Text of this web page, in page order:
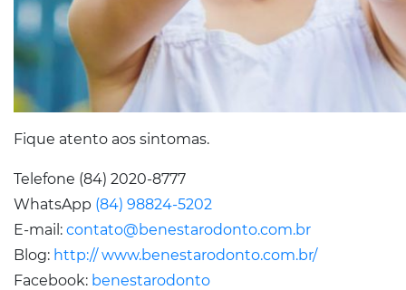
Fique atento aos sintomas.
Telefone (84) 2020-8777
WhatsApp (84) 98824-5202
E-mail: contato@benestarodonto.com.br
Blog: http:// www.benestarodonto.com.br/
Facebook: benestarodonto